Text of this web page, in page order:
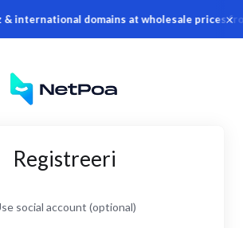
international domains at wholesale prices ×
Registreeri
social account (optional)